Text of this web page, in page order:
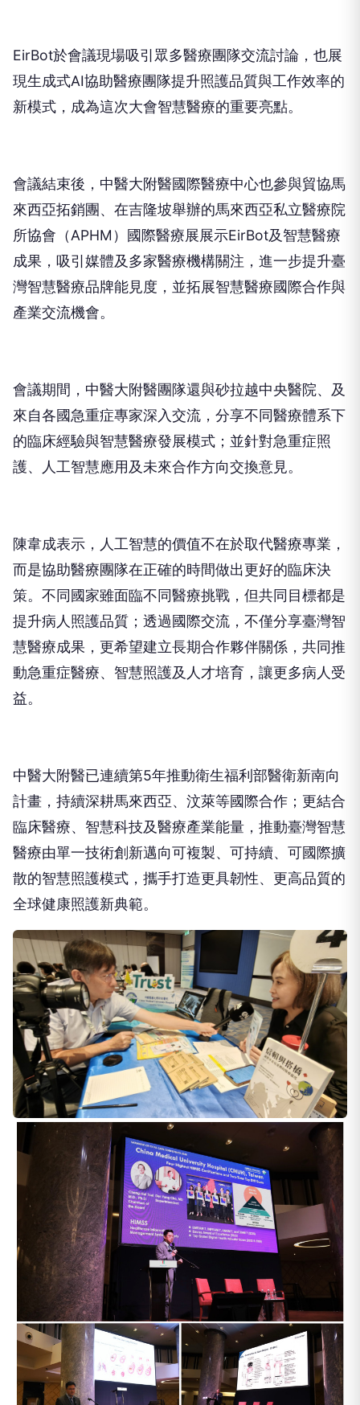
EirBot於會議現場吸引眾多醫療團隊交流討論，也展
現生成式AI協助醫療團隊提升照護品質與工作效率的
新模式，成為這次大會智慧醫療的重要亮點。
會議結束後，中醫大附醫國際醫療中心也參與貿協馬
來西亞拓銷團、在吉隆坡舉辦的馬來西亞私立醫療院
所協會（APHM）國際醫療展展示EirBot及智慧醫療
成果，吸引媒體及多家醫療機構關注，進一步提升臺
灣智慧醫療品牌能見度，並拓展智慧醫療國際合作與
產業交流機會。
會議期間，中醫大附醫團隊還與砂拉越中央醫院、及
來自各國急重症專家深入交流，分享不同醫療體系下
的臨床經驗與智慧醫療發展模式；並針對急重症照
護、人工智慧應用及未來合作方向交換意見。
陳韋成表示，人工智慧的價值不在於取代醫療專業，
而是協助醫療團隊在正確的時間做出更好的臨床決
策。不同國家雖面臨不同醫療挑戰，但共同目標都是
提升病人照護品質；透過國際交流，不僅分享臺灣智
慧醫療成果，更希望建立長期合作夥伴關係，共同推
動急重症醫療、智慧照護及人才培育，讓更多病人受
益。
中醫大附醫已連續第5年推動衛生福利部醫衛新南向
計畫，持續深耕馬來西亞、汶萊等國際合作；更結合
臨床醫療、智慧科技及醫療產業能量，推動臺灣智慧
醫療由單一技術創新邁向可複製、可持續、可國際擴
散的智慧照護模式，攜手打造更具韌性、更高品質的
全球健康照護新典範。